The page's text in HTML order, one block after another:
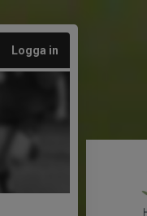
Logga in